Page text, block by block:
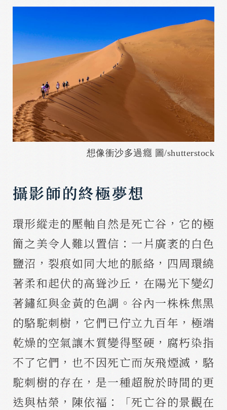
想像衝沙多過癮 圖/shutterstock
攝影師的終極夢想
環形縱走的壓軸自然是死亡谷，它的極
簡之美令人難以置信：一片廣袤的白色
鹽沼，裂痕如同大地的脈絡，四周環繞
著柔和起伏的高聳沙丘，在陽光下變幻
著鏽紅與金黃的色調。谷內一株株焦黑
的駱駝刺樹，它們已佇立九百年，極端
乾燥的空氣讓木質變得堅硬，腐朽染指
不了它們，也不因死亡而灰飛煙滅，駱
駝刺樹的存在，是一種超脫於時間的更
迭與枯榮，陳依福：「死亡谷的景觀在